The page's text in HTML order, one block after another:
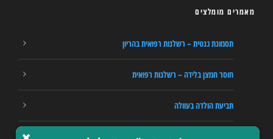
מאמרים מומלצים
תסמונת גנטית – רשלנות רפואית בהריון
חוסר חמצן בלידה – רשלנות רפואית
תביעת הולדה בעוולה